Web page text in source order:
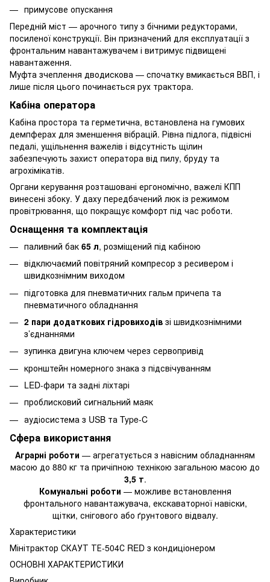
примусове опускання
Передній міст — арочного типу з бічними редукторами,
посиленої конструкції. Він призначений для експлуатації з
фронтальним навантажувачем і витримує підвищені
навантаження.
Муфта зчеплення дводискова — спочатку вмикається ВВП, і
лише після цього починається рух трактора.
Кабіна оператора
Кабіна простора та герметична, встановлена на гумових
демпферах для зменшення вібрацій. Рівна підлога, підвісні
педалі, ущільнення важелів і відсутність щілин
забезпечують захист оператора від пилу, бруду та
агрохімікатів.
Органи керування розташовані ергономічно, важелі КПП
винесені збоку. У даху передбачений люк із режимом
провітрювання, що покращує комфорт під час роботи.
Оснащення та комплектація
паливний бак 65 л, розміщений під кабіною
відключаємий повітряний компресор з ресивером і
швидкознімним виходом
підготовка для пневматичних гальм причепа та
пневматичного обладнання
2 пари додаткових гідровиходів зі швидкознімними
з’єднаннями
зупинка двигуна ключем через сервопривід
кронштейн номерного знака з підсвічуванням
LED-фари та задні ліхтарі
проблисковий сигнальний маяк
аудіосистема з USB та Type-C
Сфера використання
Аграрні роботи — агрегатується з навісним обладнанням
масою до 880 кг та причіпною технікою загальною масою до
3,5 т.
Комунальні роботи — можливе встановлення
фронтального навантажувача, екскаваторної навіски,
щітки, снігового або ґрунтового відвалу.
Характеристики
Мінітрактор СКАУТ ТЕ-504С RED з кондиціонером
ОСНОВНІ ХАРАКТЕРИСТИКИ